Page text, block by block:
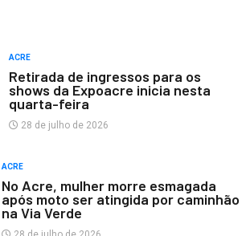
ACRE
Retirada de ingressos para os
shows da Expoacre inicia nesta
quarta-feira
28 de julho de 2026
ACRE
No Acre, mulher morre esmagada
após moto ser atingida por caminhão
na Via Verde